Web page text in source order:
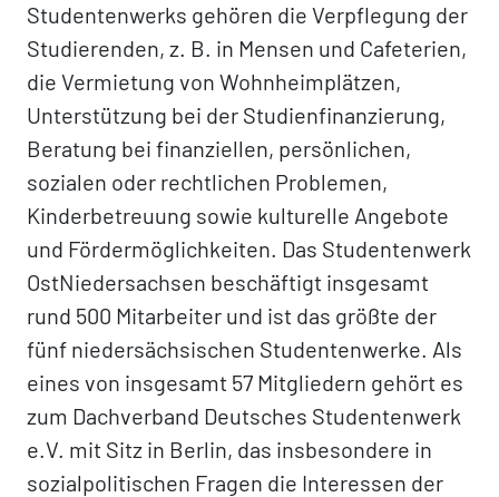
Studentenwerks gehören die Verpflegung der
Studierenden, z. B. in Mensen und Cafeterien,
die Vermietung von Wohnheimplätzen,
Unterstützung bei der Studienfinanzierung,
Beratung bei finanziellen, persönlichen,
sozialen oder rechtlichen Problemen,
Kinderbetreuung sowie kulturelle Angebote
und Fördermöglichkeiten. Das Studentenwerk
OstNiedersachsen beschäftigt insgesamt
rund 500 Mitarbeiter und ist das größte der
fünf niedersächsischen Studentenwerke. Als
eines von insgesamt 57 Mitgliedern gehört es
zum Dachverband Deutsches Studentenwerk
e.V. mit Sitz in Berlin, das insbesondere in
sozialpolitischen Fragen die Interessen der